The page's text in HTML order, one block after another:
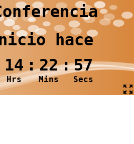
hace
14 :22:57
Hrs Mins Secs